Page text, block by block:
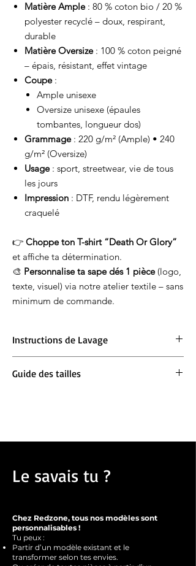
Matière Ample: 80 % coton bio / 20 %
polyester recyclé – doux, respirant,
durable
Matière Oversize: 100 % coton peigné
– épais, résistant, effet vintage
Coupe:
Ample unisexe
Oversize unisexe (épaules
tombantes, longueur dos)
Grammage: 220 g/m² (Ample) • 240
g/m² (Oversize)
Usage: sport, streetwear, vie de tous
les jours
Impression : DTF, rendu légèrement
craquelé
👉 Choppe ton T-shirt “Death Or Glory”
et affiche ta détermination.
🎨 Personnalise ta sape dés 1 pièce(logo,
texte, visuel) via notre atelier textile – sans
minimum de commande.
Instructions de Lavage
Repassage à 150° max. Ne pas sécher en
Guide des tailles
Le savais tu ?
Chez Redzone, tous nos modèles sont
personnalisables !
Tu peux :
Partir d’un modèle existant et le
transformer selon tes envies.